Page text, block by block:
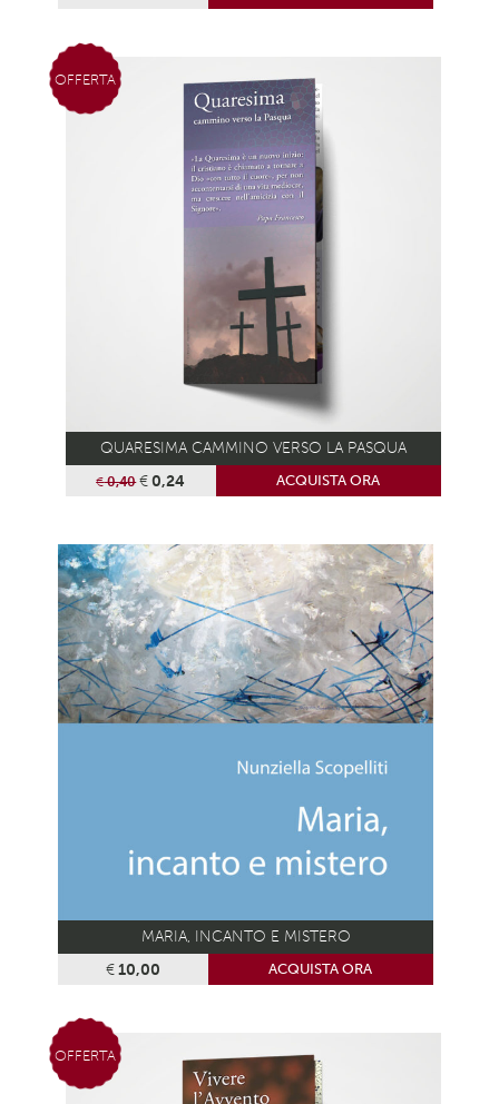
OFFERTA
QUARESIMA CAMMINO VERSO LA PASQUA
€0,40 €0,24 ACQUISTA ORA
MARIA, INCANTO E MISTERO
€10,00 ACQUISTA ORA
OFFERTA